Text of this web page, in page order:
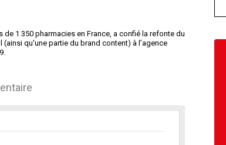
1 350 pharmacies en France, a confié la refonte du
qu'une partie du brand content) à l’agence